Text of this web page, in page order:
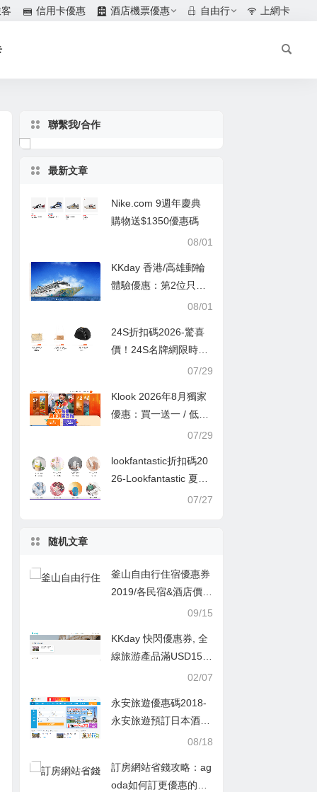
信用卡優惠 酒店機票優惠 自由行 上網卡
聯繫我/合作
最新文章
Nike.com 9週年慶典
購物送$1350優惠碼
08/01
KKday 香港/高雄郵輪
體驗優惠：第2位只需
08/01
24S折扣碼2026-驚喜
價！24S名牌網限時9
折！Louis Vuitton 精選
72折！
07/29
Klook 2026年8月獨家
優惠：買一送一 / 低至
07/29
lookfantastic折扣碼20
26-Lookfantastic 夏日
優惠低至65折優惠碼
07/27
随机文章
釜山自由行住宿優惠券
2019/各民宿&酒店價格
09/15
KKday 快閃優惠券, 全
線旅游產品滿USD150
02/07
永安旅遊優惠碼2018-
永安旅遊預訂日本酒店
滿HKD700（未含稅）
08/18
訂房網站省錢攻略：ag
oda如何訂更優惠的房